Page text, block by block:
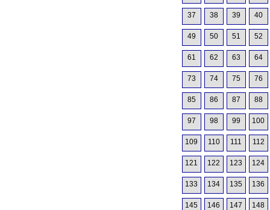
37 38 39 40
49 50 51 52
61 62 63 64
73 74 75 76
85 86 87 88
97 98 99 100
109 110 111 112
121 122 123 124
133 134 135 136
145 146 147 148